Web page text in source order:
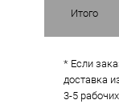
Итого
* Если
доставка
3-5